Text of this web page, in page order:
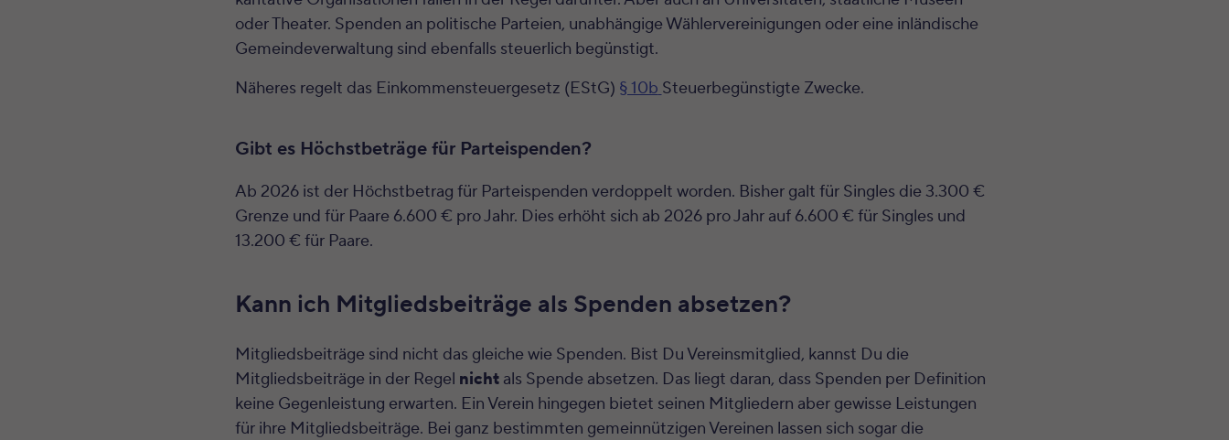
oder Theater. Spenden an politische Parteien, unabhängige Wählervereinigungen oder eine inländische
Gemeindeverwaltung sind ebenfalls steuerlich begünstigt.
Näheres regelt das Einkommensteuergesetz (EStG) § 10b Steuerbegünstigte Zwecke.
Gibt es Höchstbeträge für Parteispenden?
Ab 2026 ist der Höchstbetrag für Parteispenden verdoppelt worden. Bisher galt für Singles die 3.300 €
Grenze und für Paare 6.600 € pro Jahr. Dies erhöht sich ab 2026 pro Jahr auf 6.600 € für Singles und
13.200 € für Paare.
Kann ich Mitgliedsbeiträge als Spenden absetzen?
Mitgliedsbeiträge sind nicht das gleiche wie Spenden. Bist Du Vereinsmitglied, kannst Du die
Mitgliedsbeiträge in der Regel nichtals Spende absetzen. Das liegt daran, dass Spenden per Definition
keine Gegenleistung erwarten. Ein Verein hingegen bietet seinen Mitgliedern aber gewisse Leistungen
für ihre Mitgliedsbeiträge. Bei ganz bestimmten gemeinnützigen Vereinen lassen sich sogar die